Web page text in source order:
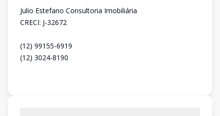
Julio Estefano Consultoria Imobiliária
CRECI: J-32672
(12) 99155-6919
(12) 3024-8190